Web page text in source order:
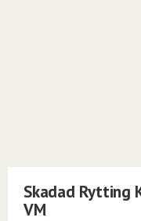
Skadad Rytting
VM